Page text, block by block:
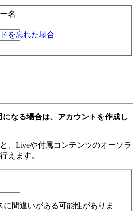
名
を忘れた場合
なる場合は、アカウントを作成し
、Liveや付属コンテンツのオーソラ
えます。
に間違いがある可能性がありま